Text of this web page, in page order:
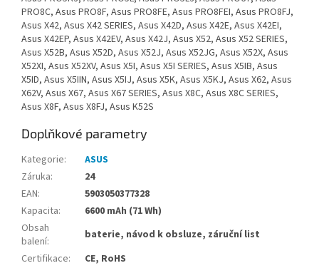
PRO8C, Asus PRO8F, Asus PRO8FE, Asus PRO8FEI, Asus PRO8FJ,
Asus X42, Asus X42 SERIES, Asus X42D, Asus X42E, Asus X42EI,
Asus X42EP, Asus X42EV, Asus X42J, Asus X52, Asus X52 SERIES,
Asus X52B, Asus X52D, Asus X52J, Asus X52JG, Asus X52X, Asus
X52XI, Asus X52XV, Asus X5I, Asus X5I SERIES, Asus X5IB, Asus
X5ID, Asus X5IIN, Asus X5IJ, Asus X5K, Asus X5KJ, Asus X62, Asus
X62V, Asus X67, Asus X67 SERIES, Asus X8C, Asus X8C SERIES,
Asus X8F, Asus X8FJ, Asus K52S
Doplňkové parametry
Kategorie:
ASUS
Záruka:
24
EAN:
5903050377328
Kapacita:
6600 mAh (71 Wh)
Obsah
balení:
baterie, návod k obsluze, záruční list
Certifikace: CE, RoHS